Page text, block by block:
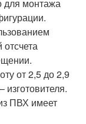
для монтажа
от 2,5 до 2,9
изготовителя.
ПВХ имеет